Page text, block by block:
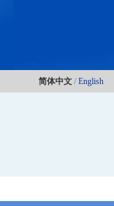
简体中文 / English